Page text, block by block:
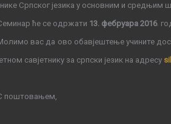
Српског језика у основним и средњим
ће се одржати 13. фебруара 2016.
вас да ово обавјештење учините
савјетнику за српски језик на адресу
поштовањем,